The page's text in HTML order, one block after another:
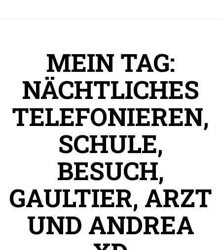
MEIN TAG:
NÄCHTLICHES
TELEFONIEREN,
SCHULE,
BESUCH,
GAULTIER, ARZT
UND ANDREA